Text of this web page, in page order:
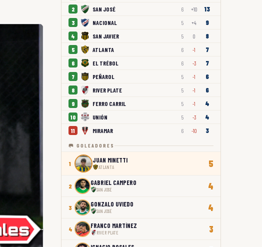
2 SAN JOSÉ 6 +10 13
3 NACIONAL 5 +4 9
4 SAN JAVIER 5 0 8
5 ATLANTA 6 -1 7
6 EL TRÉBOL 6 -3 7
7 PEÑAROL 5 -1 6
8 RIVER PLATE 5 -1 6
9 FERRO CARRIL 5 -1 4
10 UNIÓN 5 -3 4
11 MIRAMAR 6 -10 3
🥅 GOLEADORES
1 JUAN MINETTI
ATLANTA 5
2 GABRIEL CAMPERO
SAN JOSÉ 4
3 GONZALO UVIEDO
SAN JOSÉ 4
4 FRANCO MARTÍNEZ
RIVER PLATE 3